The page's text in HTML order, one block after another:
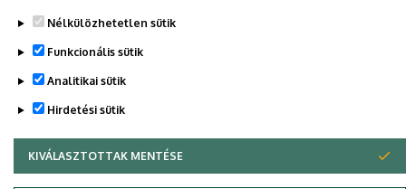
Adatvédelem
Adatvédelem
Nélkülözhetetlen sütik
Funkcionális sütik
Analitikai sütik
Hirdetési sütik
KIVÁLASZTOTTAK MENTÉSE
WITHDRAW CONSENT